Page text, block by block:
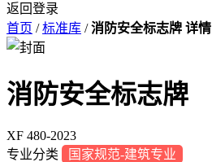
返回登录
首页 / 标准库 / 消防安全标志牌 详情
消防安全标志牌
XF 480-2023
专业分类
国家规范-建筑专业